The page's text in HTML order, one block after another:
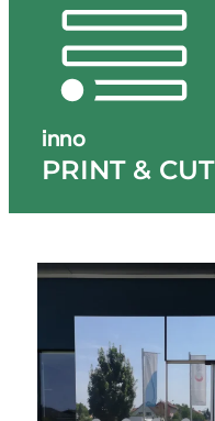
inno
PRINT & CUT